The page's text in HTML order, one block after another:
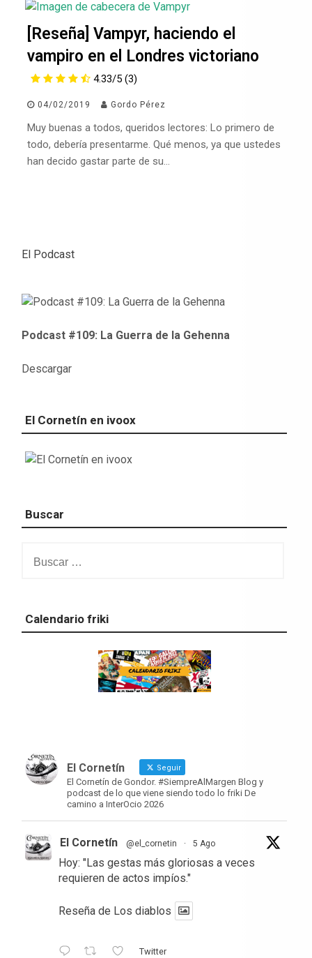
[Reseña] Vampyr, haciendo el
vampiro en el Londres victoriano
4.33/5 (3)
04/02/2019 Gordo Pérez
Muy buenas a todos, queridos lectores: Lo primero de
todo, debería presentarme. Qué menos, ya que ustedes
han decido gastar parte de su…
El Podcast
Podcast #109: La Guerra de la Gehenna
Descargar
El Cornetín en ivoox
Buscar
Calendario friki
El Cornetín Seguir
El Cornetín de Gondor. #SiempreAlMargen Blog y
podcast de lo que viene siendo todo lo friki De
camino a InterOcio 2026
El Cornetín @el_cornetin · 5 Ago
Hoy: "Las gestas más gloriosas a veces
requieren de actos impíos."
Reseña de Los diablos
Twitter